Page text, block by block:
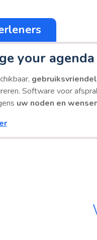
your agenda
Software voor
uw noden en